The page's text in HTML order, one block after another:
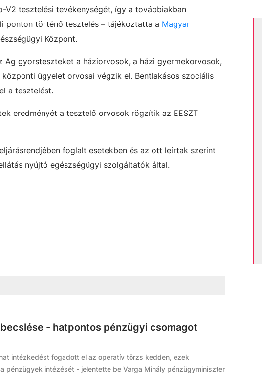
V2 tesztelési tevékenységét, így a továbbiakban
ponton történő tesztelés – tájékoztatta a Magyar
Központ.
gyorsteszteket a háziorvosok, a házi gyermekorvosok,
ügyelet orvosai végzik el. Bentlakásos szociális
a tesztelést.
eredményét a tesztelő orvosok rögzítik az EESZT
foglalt esetekben és az ott leírtak szerint
nyújtó egészségügyi szolgáltatók által.
- hatpontos pénzügyi csomagot
intézkedést fogadott el az operatív törzs kedden, ezek
pénzügyek intézését - jelentette be Varga Mihály pénzügyminiszter